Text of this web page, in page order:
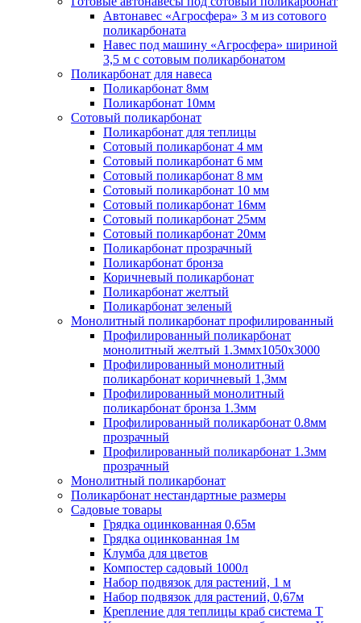
Автонавес «Агросфера» 3 м из сотового
поликарбоната
Навес под машину «Агросфера» шириной
3,5 м с сотовым поликарбонатом
Поликарбонат для навеса
Поликарбонат 8мм
Поликарбонат 10мм
Сотовый поликарбонат
Поликарбонат для теплицы
Сотовый поликарбонат 4 мм
Сотовый поликарбонат 6 мм
Сотовый поликарбонат 8 мм
Сотовый поликарбонат 10 мм
Сотовый поликарбонат 16мм
Сотовый поликарбонат 25мм
Сотовый поликарбонат 20мм
Поликарбонат прозрачный
Поликарбонат бронза
Коричневый поликарбонат
Поликарбонат желтый
Поликарбонат зеленый
Монолитный поликарбонат профилированный
Профилированный поликарбонат
монолитный желтый 1.3ммх1050х3000
Профилированный монолитный
поликарбонат коричневый 1,3мм
Профилированный монолитный
поликарбонат бронза 1.3мм
Профилированный поликарбонат 0.8мм
прозрачный
Профилированный поликарбонат 1.3мм
прозрачный
Монолитный поликарбонат
Поликарбонат нестандартные размеры
Садовые товары
Грядка оцинкованная 0,65м
Грядка оцинкованная 1м
Клумба для цветов
Компостер садовый 1000л
Набор подвязок для растений, 1 м
Набор подвязок для растений, 0,67м
Крепление для теплицы краб система Т